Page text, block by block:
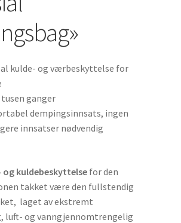
kulde- og værbeskyttelse for
ganger
dempingsinnsats, ingen
innsatser nødvendig
kuldebeskyttelsefor den
takket være den fullstendig
laget av ekstremt
luft- og vanngjennomtrengelig